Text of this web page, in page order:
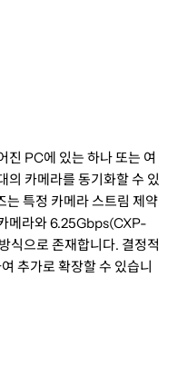
PC에 있는 하나 또는 여
카메라를 동기화할 수 있
특정 카메라 스트림 제약
메라와 6.25Gbps(CXP-
식으로 존재합니다. 결정적
추가로 확장할 수 있습니